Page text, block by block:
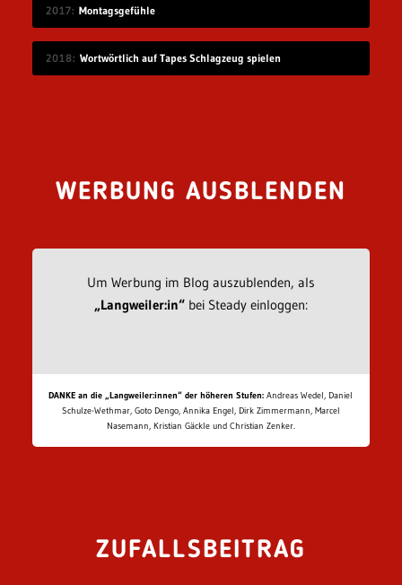
2017 Montagsgefühle
2018 Wortwörtlich auf Tapes Schlagzeug spielen
WERBUNG AUSBLENDEN
Um Werbung im Blog auszublenden, als
„Langweiler:in“bei Steady einloggen:
DANKE an die „Langweiler:innen“ der höheren Stufen: Andreas Wedel, Daniel
Schulze-Wethmar, Goto Dengo, Annika Engel, Dirk Zimmermann, Marcel
Nasemann, Kristian Gäckle und Christian Zenker.
ZUFALLSBEITRAG